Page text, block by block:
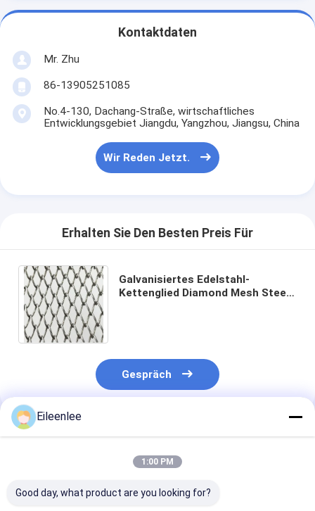
Kontaktdaten
Mr. Zhu
86-13905251085
No.4-130, Dachang-Straße, wirtschaftliches
Entwicklungsgebiet Jiangdu, Yangzhou, Jiangsu, China
Wir Reden Jetzt.
Erhalten Sie Den Besten Preis Für
Galvanisiertes Edelstahl-
Kettenglied Diamond Mesh Steel
Gespräch
Empfohlene Produkte
Eileenlee
1:00 PM
Good day, what product are you looking for?